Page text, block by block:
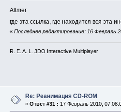
Altmer
где эта ссылка, где находится вся эта
«Последнее редактирование: 16 Февраль
R. E. A. L. 3DO Interactive Multiplayer
Re: Реанимация CD-ROM
«Ответ #31 : 17 Февраль 2010,